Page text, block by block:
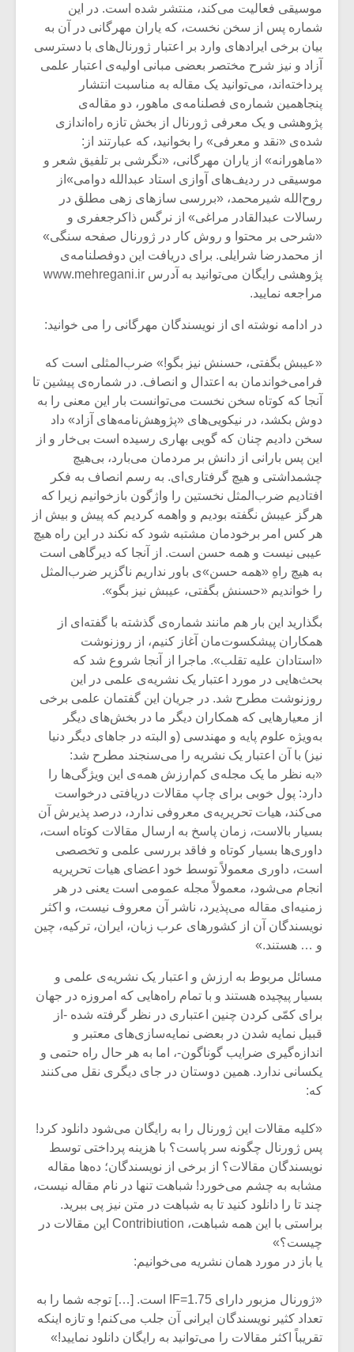
موسیقی فعالیت می‌کند، منتشر شده است. در این
شماره پس از سخن نخست، که یاران مهرگانی در آن به
بیان برخی ایرادهای وارد بر اعتبار ژورنال‌های با دسترسی
آزاد و نیز شرح مختصر بعضی مبانی اولیه‌ی اعتبار علمی
پرداخته‌اند، می‌توانید یک مقاله به مناسبت انتشار
پنجاهمین شماره‌ی فصلنامه‌ی ماهور، دو مقاله‌ی
پژوهشی و یک معرفی ژورنال از بخش تازه راه‌اندازی
شده‌ی «نقد و معرفی» را بخوانید، که عبارتند از:
«ماهورانه» از یاران مهرگانی، «نگرشی بر تلفیق شعر و
موسیقی در ردیف‌های آوازی استاد عبدالله دوامی»از
روح‌الله شیرمحمد، «بررسی سازهای زهی مطلق در
رسالات عبدالقادر مراغی» از نرگس ذاکرجعفری و
«شرحی بر محتوا و روش کار در ژورنال صفحه سنگی»
از محمدرضا شرایلی. برای دریافت این دوفصلنامه‌ی
پژوهشی رایگان می‌توانید به آدرس www.mehregani.ir
مراجعه نمایید.
در ادامه نوشته ای از نویسندگان مهرگانی را می خوانید:
«عیبش بگفتی، حسنش نیز بگو!» ضرب‌المثلی است که
فرامی‌خواندمان به اعتدال و انصاف. در شماره‌ی پیشین تا
آنجا که کوتاه سخن نخست می‌توانست بار این معنی را به
دوش بکشد، در نیکویی‌های «پژوهش‌نامه‌های آزاد» داد
سخن دادیم چنان که گویی بهاری رسیده است بی‌خار و از
این پس بارانی از دانش بر مردمان می‌بارد، بی‌هیچ
چشمداشتی و هیچ گرفتاری‌ای. به رسم انصاف به فکر
افتادیم ضرب‌المثل نخستین را واژگون بازخوانیم زیرا که
هرگز عیبش نگفته بودیم و واهمه کردیم که پیش و بیش از
هر کس امر برخودمان مشتبه شود که نکند در این راه هیچ
عیبی نیست و همه حسن است. از آنجا که دیرگاهی است
به هیچ راهِ «همه حسن»ی باور نداریم ناگزیر ضرب‌المثل
را خواندیم «حسنش بگفتی، عیبش نیز بگو».
بگذارید این بار هم مانند شماره‌ی گذشته با گفته‌ای از
همکاران پیشکسوت‌مان آغاز کنیم، از روزنوشت
«استادان علیه تقلب». ماجرا از آنجا شروع شد که
بحث‌هایی در مورد اعتبار یک نشریه‌ی علمی در این
روزنوشت مطرح شد. در جریان این گفتمان علمی برخی
از معیارهایی که همکاران دیگر ما در بخش‌های دیگر
به‌ویژه علوم پایه و مهندسی (و البته در جاهای دیگر دنیا
نیز) با آن اعتبار یک نشریه را می‌سنجند مطرح شد:
«به نظر ما یک مجله‌ی کم‌ارزش همه‌ی این ویژگی‌ها را
دارد: پول خوبی برای چاپ مقالات دریافتی درخواست
می‌کند، هیات تحریریه‌ی معروفی ندارد، درصد پذیرش آن
بسیار بالاست، زمان پاسخ به ارسال مقالات کوتاه است،
داوری‌ها بسیار کوتاه و فاقد بررسی علمی و تخصصی
است، داوری معمولاً توسط خود اعضای هیات تحریریه
انجام می‌شود، معمولاً مجله عمومی است یعنی در هر
زمنیه‌ای مقاله می‌پذیرد، ناشر آن معروف نیست، و اکثر
نویسندگان آن از کشورهای عرب زبان، ایران، ترکیه، چین
و … هستند.»
مسائل مربوط به ارزش و اعتبار یک نشریه‌ی علمی و
بسیار پیچیده هستند و با تمام راه‌هایی که امروزه در جهان
برای کمّی کردن چنین اعتباری در نظر گرفته شده -از
قبیل نمایه شدن در بعضی نمایه‌سازی‌های معتبر و
اندازه‌گیری ضرایب گوناگون-، اما به هر حال راه حتمی و
یکسانی ندارد. همین دوستان در جای دیگری نقل می‌کنند
که:
«‌‌کلیه مقالات این ژورنال را به رایگان می‌شود دانلود کرد!
پس ژورنال چگونه سر پاست؟ با هزینه پرداختی توسط
نویسندگان مقالات؟ از برخی از نویسندگان؛ ده‌ها مقاله
مشابه به چشم می‌خورد! شباهت تنها در نام مقاله نیست،
چند تا را دانلود کنید تا به شباهت در متن نیز پی ببرید.
براستی با این همه شباهت، Contribiution این مقالات در
چیست؟»
یا باز در مورد همان نشریه می‌‌خوانیم:
«ژورنال مزبور دارای IF=1.75 است. […] توجه شما را به
تعداد کثیر نویسندگان ایرانی آن جلب می‌کنم! و تازه اینکه
تقریباً اکثر مقالات را می‌توانید به رایگان دانلود نمایید!»
میکلوش روژا
یادداشتی بر موسیقی
متن فیلم «متری
مشهورترین باشی،
بدنام ترین باش
موسیقی